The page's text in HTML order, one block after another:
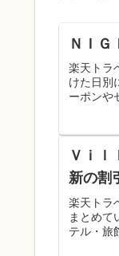
ＮＩＧ
楽天トラ
けた日別
ーポンや
Ｖｉｌ
新の割
楽天トラ
まとめて
テル・旅